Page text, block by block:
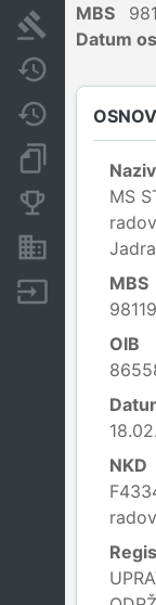
Sudske
Promjene
Nekretnine i
MBS
Datum
Naziv
MS
MBS
OIB
NKD